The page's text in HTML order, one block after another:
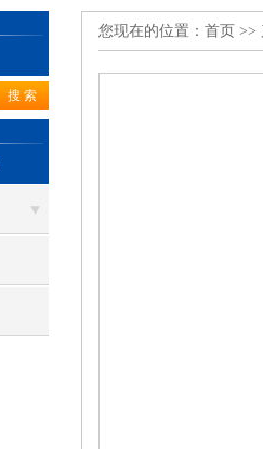
您现在的位置： 首页 >>